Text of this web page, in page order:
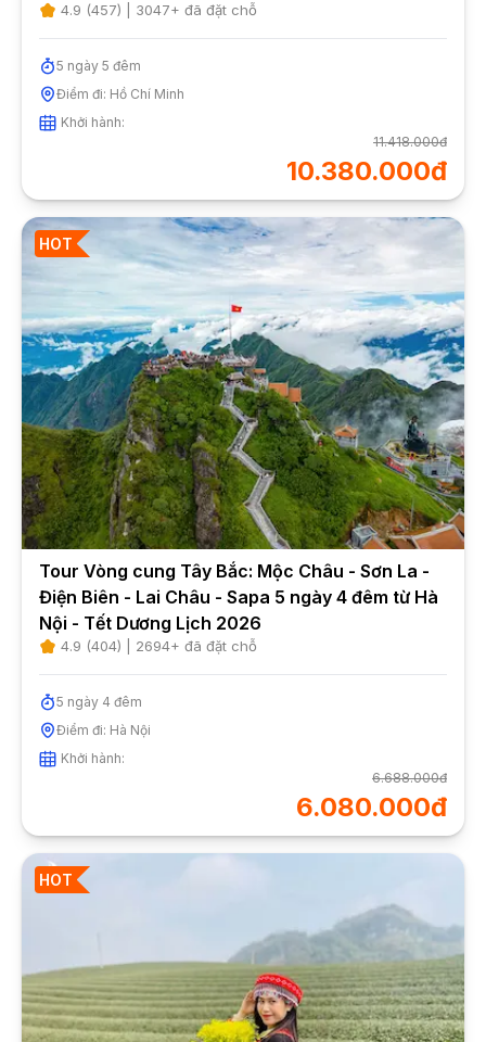
4.9 (457) | 3047+ đã đặt chỗ
5 ngày 5 đêm
Điểm đi: Hồ Chí Minh
Khởi hành:
11.418.000đ
10.380.000đ
HOT
Tour Vòng cung Tây Bắc: Mộc Châu - Sơn La -
Điện Biên - Lai Châu - Sapa 5 ngày 4 đêm từ Hà
Nội - Tết Dương Lịch 2026
4.9 (404) | 2694+ đã đặt chỗ
5 ngày 4 đêm
Điểm đi: Hà Nội
Khởi hành:
6.688.000đ
6.080.000đ
HOT